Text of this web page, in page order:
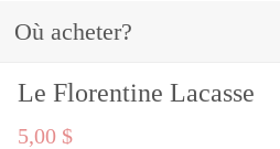
Où acheter?
Le Florentine Lacasse
5,00 $